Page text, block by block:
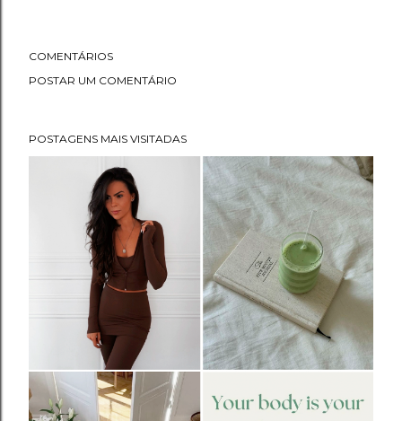
COMENTÁRIOS
POSTAR UM COMENTÁRIO
POSTAGENS MAIS VISITADAS